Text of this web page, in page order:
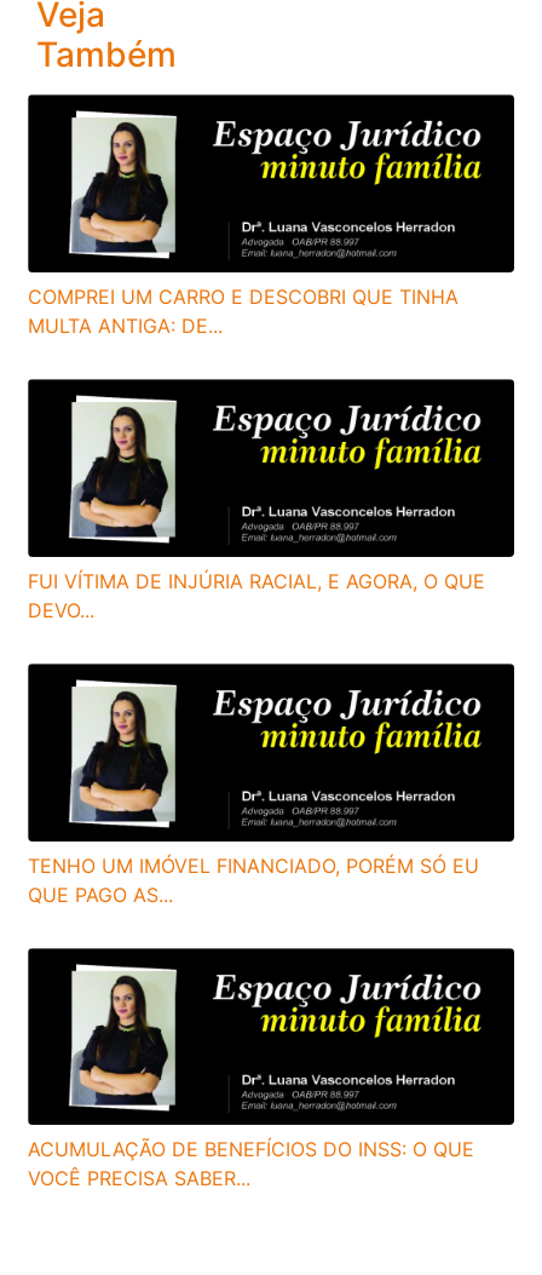
Veja
Também
COMPREI UM CARRO E DESCOBRI QUE TINHA
MULTA ANTIGA: DE...
FUI VÍTIMA DE INJÚRIA RACIAL, E AGORA, O QUE
DEVO...
TENHO UM IMÓVEL FINANCIADO, PORÉM SÓ EU
QUE PAGO AS...
ACUMULAÇÃO DE BENEFÍCIOS DO INSS: O QUE
VOCÊ PRECISA SABER...